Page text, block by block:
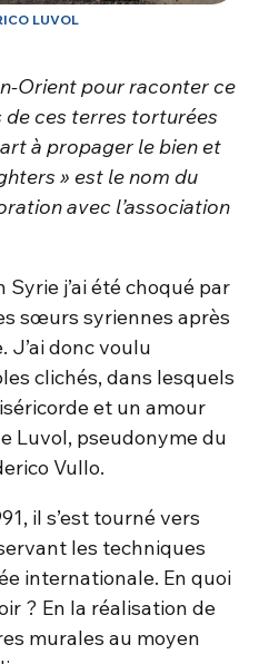
LUVOL
Orient pour raconter ce
de ces terres torturées
artà propager le bien et
» est le nom du
avec l’association
j’ai été choqué par
sœurs syriennes après
J’ai donc voulu
clichés, dans lesquels
et un amour
Luvol, pseudonyme du
Vullo.
il s’est tourné vers
les techniques
internationale. En quoi
? En la réalisation de
murales au moyen